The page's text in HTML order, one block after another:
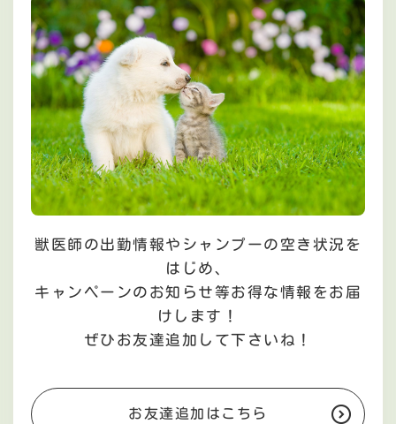
獣医師の出勤情報やシャンプーの空き状況を
はじめ、
キャンペーンのお知らせ等お得な情報をお届
けします！
ぜひお友達追加して下さいね！
お友達追加はこちら